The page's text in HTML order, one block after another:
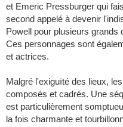
et Emeric Pressburger qui
second appelé à devenir
Powell pour plusieurs grands
Ces personnages sont
et actrices.
Malgré l'exiguïté des lieux,
composés et cadrés. Une
est particulièrement
la fois charmante et